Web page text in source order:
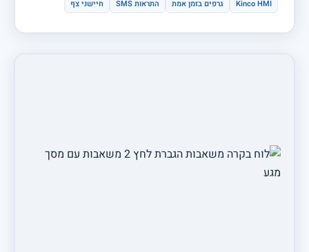
Kinco HMI גרפים בזמן אמת התראות SMS חיישני צף